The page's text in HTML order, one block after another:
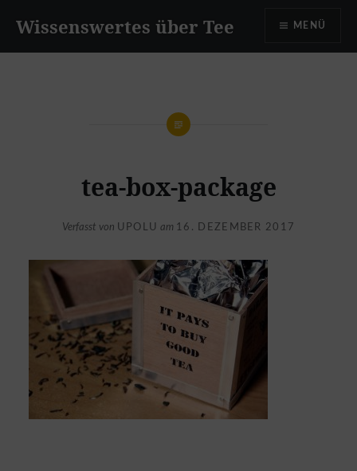
InhaltWissenswertes über Tee MENÜ
tea-box-package
Verfasst von UPOLU am 16. DEZEMBER 2017